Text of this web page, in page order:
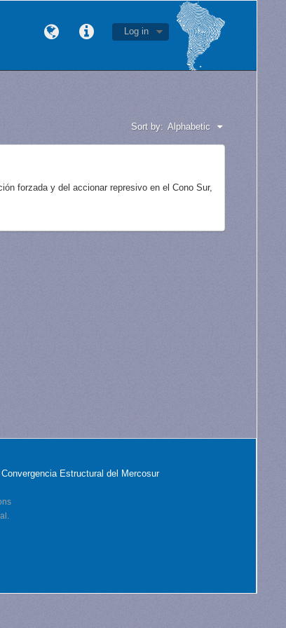
Log in
Sort by: Alphabetic
forzada y del accionar represivo en el Cono Sur,
Estructural del Mercosur